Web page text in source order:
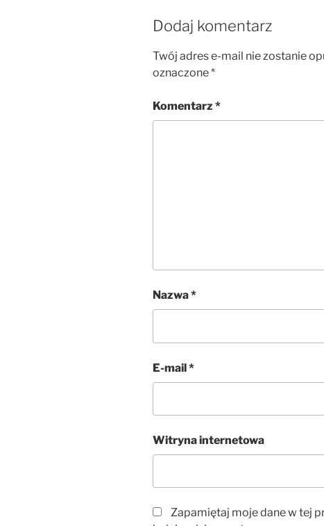
Dodaj komentarz
Twój adres e-mail nie zostanie
oznaczone*
Komentarz *
Nazwa*
E-mail*
Witryna internetowa
Zapamiętaj moje dane w tej